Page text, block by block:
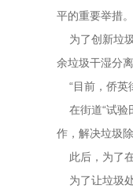
平的重要举措。
为了创新垃圾
余垃圾干湿分
“目前，侨英
在街道“试验
作，解决垃圾除
此后，为了在
为了让垃圾处